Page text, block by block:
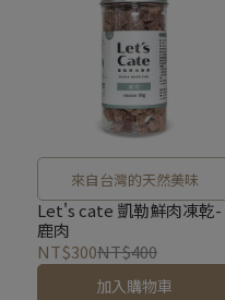
來自台灣的天然美味
Let's cate 凱勒鮮肉凍乾-
鹿肉
NT$300NT$400
加入購物車